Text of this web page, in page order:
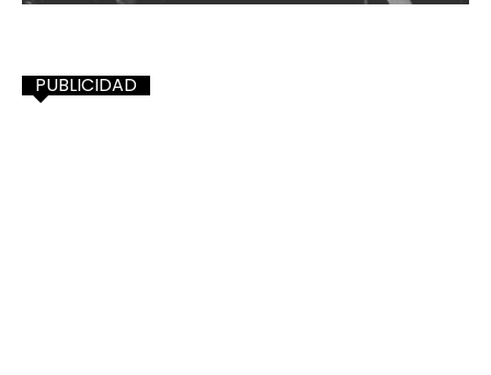
PUBLICIDAD